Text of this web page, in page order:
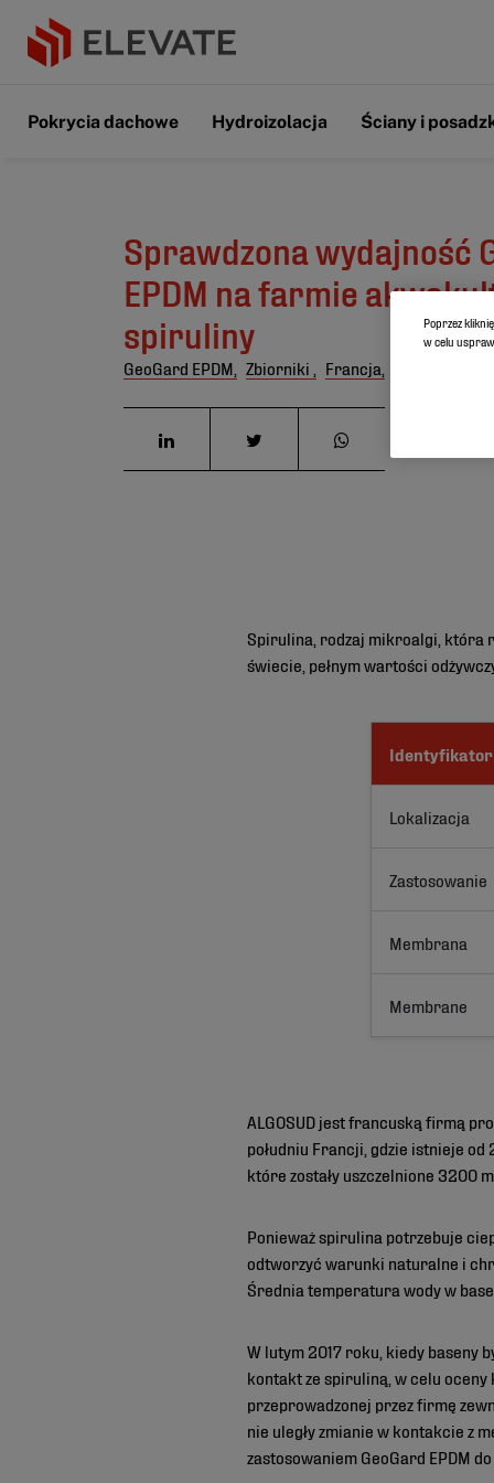
Pokrycia dachowe Hydroizolacja Ściany i
Sprawdzona wydajność
EPDM na farmie
spiruliny
GeoGard EPDM, Zbiorniki , Francja,
Spirulina, rodzaj mikroalgi, która
świecie, pełnym wartości
Lokalizacja
Zastosowanie
Membrana
Membrane
ALGOSUD jest francuską firmą
południu Francji, gdzie istnieje
które zostały uszczelnione 3200
Ponieważ spirulina potrzebuje
odtworzyć warunki naturalne i
Średnia temperatura wody w
W lutym 2017 roku, kiedy baseny
kontakt ze spiruliną, w celu
przeprowadzonej przez firmę
nie uległy zmianie w kontakcie z
zastosowaniem GeoGard EPDM
Poprzez
w celu